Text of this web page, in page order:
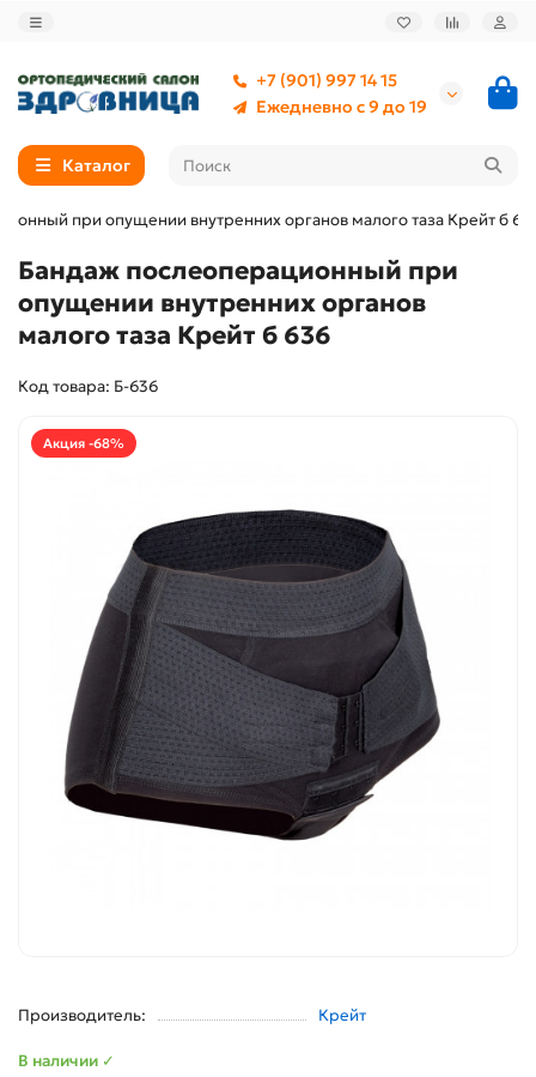
+7 (901) 997 14 15
Ежедневно с 9 до 19
Каталог
при опущении внутренних органов малого таза Крейт б
Бандаж послеоперационный при
опущении внутренних органов
малого таза Крейт б 636
Код товара: Б-636
Акция -68%
Производитель: Крейт
В наличии ✓